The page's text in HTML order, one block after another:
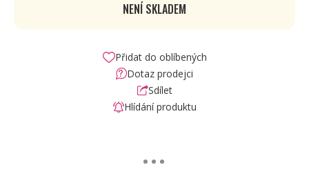
NENÍ SKLADEM
Přidat do oblíbených
Dotaz prodejci
Sdílet
Hlídání produktu